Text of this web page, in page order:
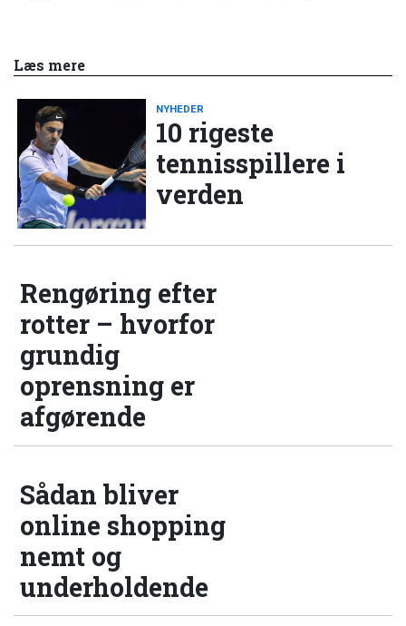
Læs mere
NYHEDER
10 rigeste
tennisspillere i
verden
Rengøring efter
rotter – hvorfor
grundig
oprensning er
afgørende
Sådan bliver
online shopping
nemt og
underholdende